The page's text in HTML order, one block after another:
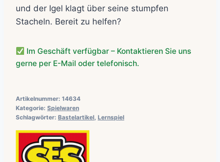
und der Igel klagt über seine stumpfen
Stacheln. Bereit zu helfen?
Im Geschäft verfügbar – Kontaktieren Sie uns
gerne per E-Mail oder telefonisch.
Artikelnummer: 14634
Kategorie: Spielwaren
Schlagwörter: Bastelartikel Lernspiel